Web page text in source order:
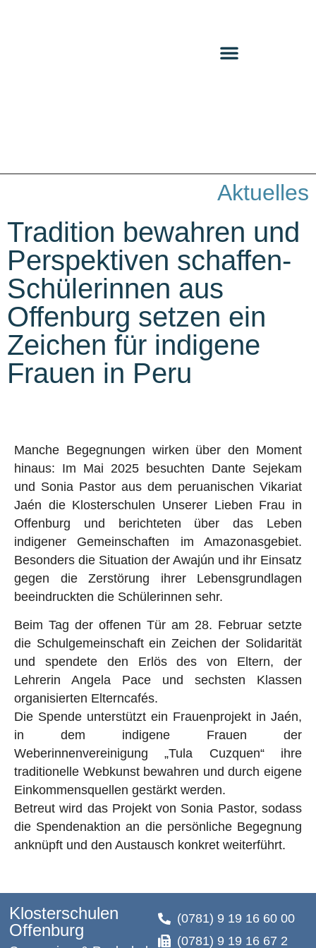
Aktuelles
Tradition bewahren und
Perspektiven schaffen-
Schülerinnen aus
Offenburg setzen ein
Zeichen für indigene
Frauen in Peru
Manche Begegnungen wirken über den Moment
hinaus: Im Mai 2025 besuchten Dante Sejekam
und Sonia Pastor aus dem peruanischen Vikariat
Jaén die Klosterschulen Unserer Lieben Frau in
Offenburg und berichteten über das Leben
indigener Gemeinschaften im Amazonasgebiet.
Besonders die Situation der Awajún und ihr Einsatz
gegen die Zerstörung ihrer Lebensgrundlagen
beeindruckten die Schülerinnen sehr.
Beim Tag der offenen Tür am 28. Februar setzte
die Schulgemeinschaft ein Zeichen der Solidarität
und spendete den Erlös des von Eltern, der
Lehrerin Angela Pace und sechsten Klassen
organisierten Elterncafés.
Die Spende unterstützt ein Frauenprojekt in Jaén,
in dem indigene Frauen der
Weberinnenvereinigung „Tula Cuzquen“ ihre
traditionelle Webkunst bewahren und durch eigene
Einkommensquellen gestärkt werden.
Betreut wird das Projekt von Sonia Pastor, sodass
die Spendenaktion an die persönliche Begegnung
anknüpft und den Austausch konkret weiterführt.
Klosterschulen
Offenburg
(0781) 9 19 16 60 00
(0781) 9 19 16 67 2